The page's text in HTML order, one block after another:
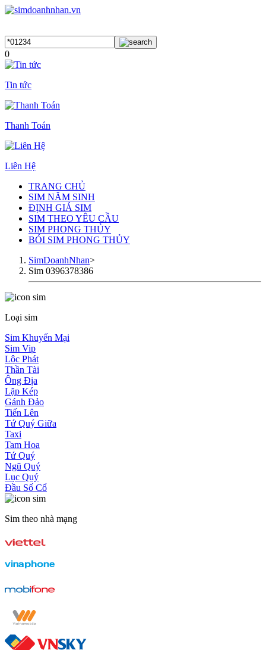
0
Tin tức
Thanh Toán
Liên Hệ
TRANG CHỦ
SIM NĂM SINH
ĐỊNH GIÁ SIM
SIM THEO YÊU CẦU
SIM PHONG THỦY
BÓI SIM PHONG THỦY
SimDoanhNhan>
Sim 0396378386
Loại sim
Sim Khuyến Mại
Sim Vip
Lộc Phát
Thần Tài
Ông Địa
Lặp Kép
Gánh Đảo
Tiến Lên
Tứ Quý Giữa
Taxi
Tam Hoa
Tứ Quý
Ngũ Quý
Lục Quý
Đầu Số Cổ
Sim theo nhà mạng